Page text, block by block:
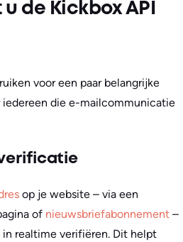
de Kickbox API
voor een paar belangrijke
die e-mailcommunicatie
op je website – via een
of nieuwsbriefabonnement –
in realtime verifiëren. Dit helpt